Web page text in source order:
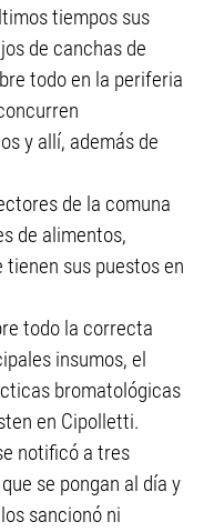
tiempos sus
de canchas de
todo en la periferia
y allí, además de
de la comuna
de alimentos,
sus puestos en
todo la correcta
insumos, el
bromatológicas
en Cipolletti.
notificó a tres
se pongan al día y
sancionó ni